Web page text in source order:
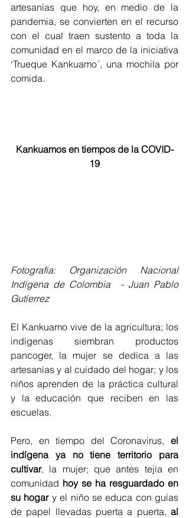
artesanías que hoy, en medio de la
pandemia, se convierten en el recurso
con el cual traen sustento a toda la
comunidad en el marco de la iniciativa
‘Trueque Kankuamo´, una mochila por
comida.
Kankuamos en tiempos de la COVID-
19
Fotografía: Organización Nacional
Indígena de Colombia  - Juan Pablo
Gutíerrez
El Kankuamo vive de la agricultura; los
indígenas siembran productos
pancoger, la mujer se dedica a las
artesanías y al cuidado del hogar; y los
niños aprenden de la práctica cultural
y la educación que reciben en las
escuelas.
Pero, en tiempo del Coronavirus, el
indígena ya no tiene territorio para
cultivar, la mujer; que antes tejía en
comunidad hoy se ha resguardado en
su hogar y el niño se educa con guías
de papel llevadas puerta a puerta, al